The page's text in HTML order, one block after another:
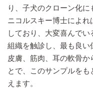
り、子犬のクローン化に
ニコルスキー博士によ
しており、大変喜んで
組織を触診し、最も良い
皮膚、筋肉、耳の軟骨
とで、このサンプルを
えます。